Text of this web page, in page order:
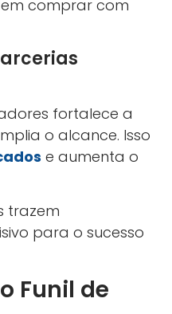
Redes
Commerce
ferramentas
plataforma. Isso
barreiras para a
Marketing Digital: 7